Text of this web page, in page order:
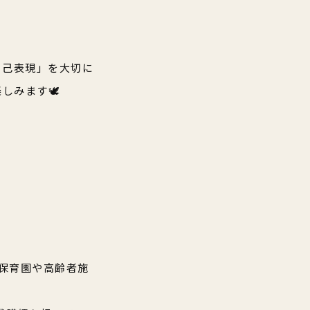
表現」を大切に
しみます🕊️
育園や高齢者施